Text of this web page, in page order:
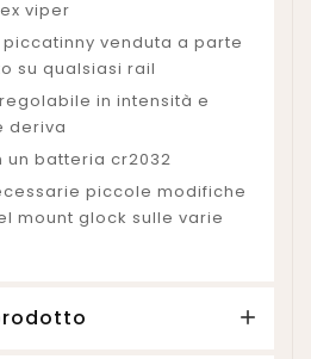
viper
venduta a parte
su qualsiasi rail
in intensità e
deriva
un batteria cr2032
piccole modifiche
mount glock sulle varie